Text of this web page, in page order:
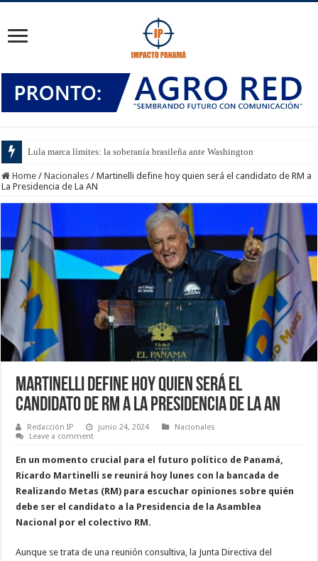
Lula marca límites: la soberanía brasileña ante Washington
Home / Nacionales / Martinelli define hoy quien será el candidato de RM a
La Presidencia de La AN
Martinelli define hoy quien será el
candidato de RM a La Presidencia de La AN
Redacción IP junio 24, 2024
Nacionales
Leave a comment
En un momento crucial para el futuro político de Panamá,
Ricardo Martinelli se reunirá hoy lunes con la bancada de
Realizando Metas (RM) para escuchar opiniones sobre quién
debe ser el candidato a la Presidencia de la Asamblea
Nacional por el colectivo RM.
Aunque se trata de una reunión consultiva, la Junta Directiva del